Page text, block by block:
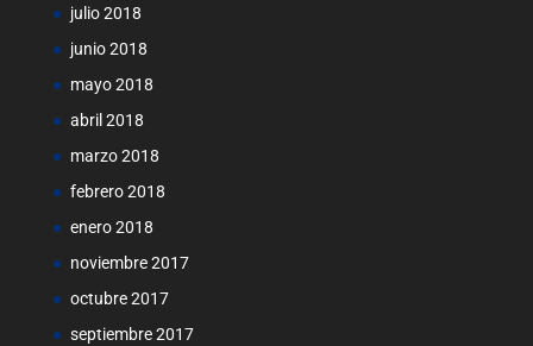
julio 2018
junio 2018
mayo 2018
abril 2018
marzo 2018
febrero 2018
enero 2018
noviembre 2017
octubre 2017
septiembre 2017